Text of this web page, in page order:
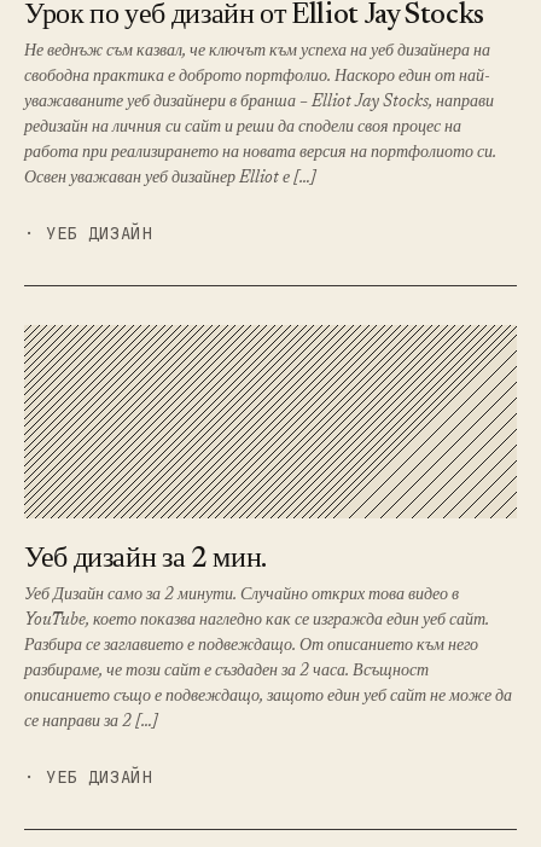
Урок по уеб дизайн от Elliot Jay Stocks
Не веднъж съм казвал, че ключът към успеха на уеб дизайнера на
свободна практика е доброто портфолио. Наскоро един от най-
уважаваните уеб дизайнери в бранша – Elliot Jay Stocks, направи
редизайн на личния си сайт и реши да сподели своя процес на
работа при реализирането на новата версия на портфолиото си.
Освен уважаван уеб дизайнер Elliot е […]
· УЕБ ДИЗАЙН
Уеб дизайн за 2 мин.
Уеб Дизайн само за 2 минути. Случайно открих това видео в
YouTube, което показва нагледно как се изгражда един уеб сайт.
Разбира се заглавието е подвеждащо. От описанието към него
разбираме, че този сайт е създаден за 2 часа. Всъщност
описанието също е подвеждащо, защото един уеб сайт не може да
се направи за 2 […]
· УЕБ ДИЗАЙН